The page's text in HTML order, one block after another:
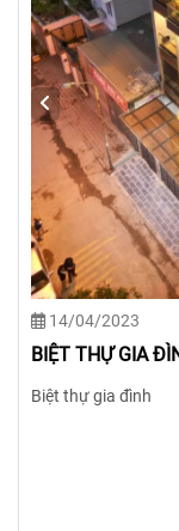
14/04/2023
BIỆT THỰ GIA
Biệt thự gia đình